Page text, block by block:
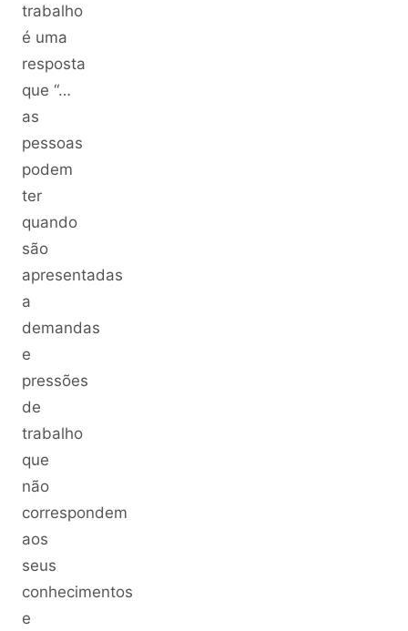
trabalho
é uma
resposta
que “…
as
pessoas
podem
ter
quando
são
apresentadas
a
demandas
e
pressões
de
trabalho
que
não
correspondem
aos
seus
conhecimentos
e